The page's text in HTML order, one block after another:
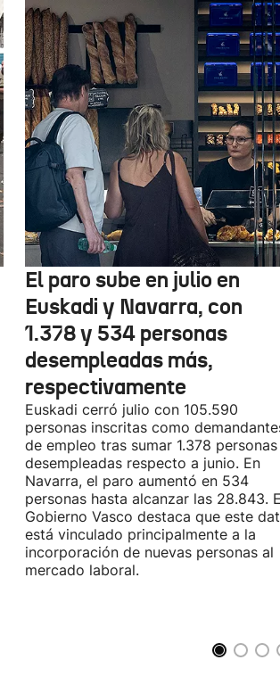
El paro sube en julio en
Euskadi y Navarra, con
1.378 y 534 personas
desempleadas más,
respectivamente
Euskadi cerró julio con 105.590
personas inscritas como
de empleo tras sumar 1.378 personas
desempleadas respecto a junio. En
Navarra, el paro aumentó en 534
personas hasta alcanzar las 28.843.
Gobierno Vasco destaca que este
está vinculado principalmente a la
incorporación de nuevas personas al
mercado laboral.